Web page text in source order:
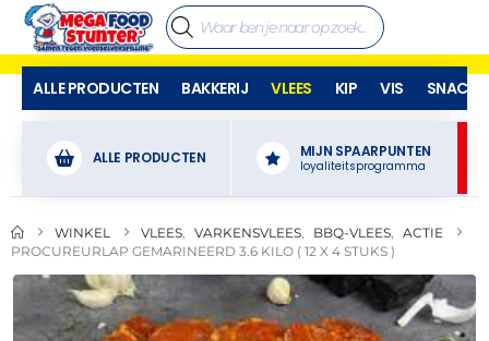
ALLE PRODUCTEN BAKKERIJ VLEES KIP VIS SNACKS
ALLE PRODUCTEN MIJN SPAARPUNTEN
loyaliteitsprogramma
WINKEL VLEES VARKENSVLEES BBQ-VLEES
ACTIE
PROCUREURLAP GEMARINEERD 3.6 KILO ( 12 X 4 STUKS )